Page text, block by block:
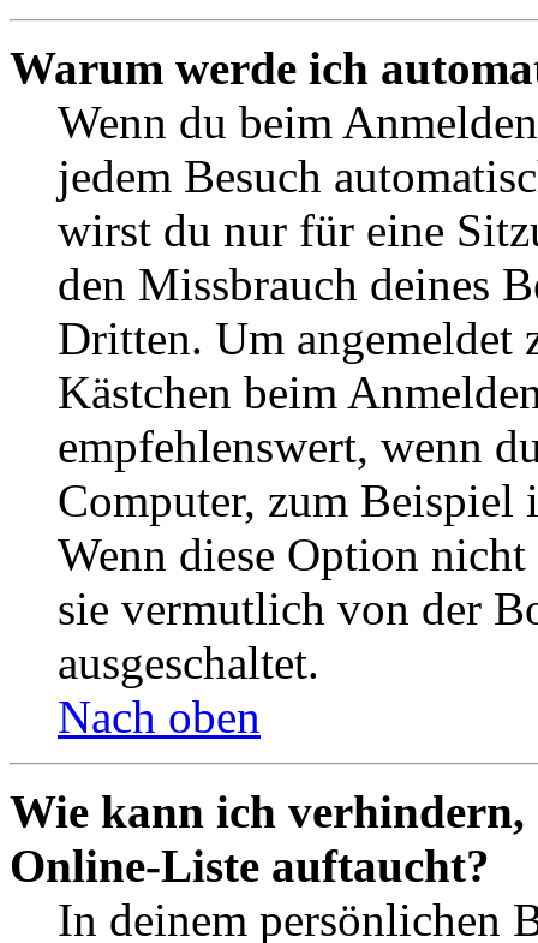
Warum werde ich
Wenn du beim
jedem Besuch
wirst du nur für eine
den Missbrauch deines
Dritten. Um angemeldet
Kästchen beim
empfehlenswert, wenn
Computer, zum Beispiel
Wenn diese Option
sie vermutlich von der
ausgeschaltet.
Nach oben
Wie kann ich verhindern,
Online-Liste auftaucht?
In deinem persönlichen